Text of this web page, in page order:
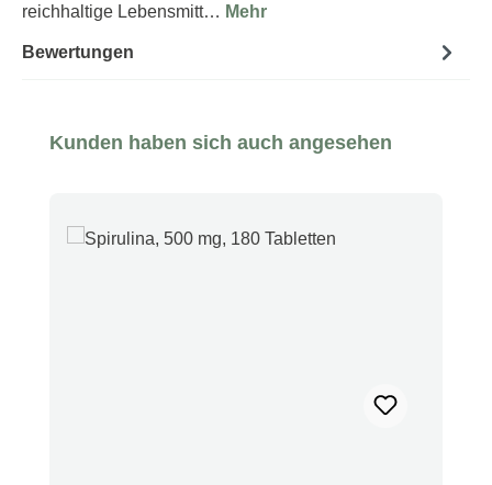
reichhaltige Lebensmitt… Mehr
Bewertungen
Produktgalerie überspringen
Kunden haben sich auch angesehen